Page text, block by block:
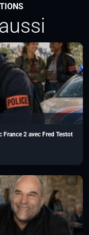
2 avec Fred Testot